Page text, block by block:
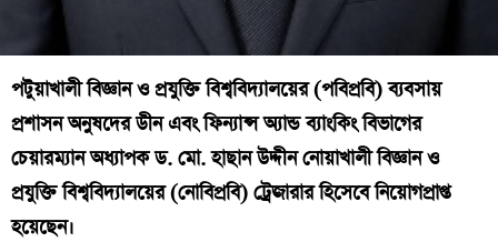
পটুয়াখালী বিজ্ঞান ও প্রযুক্তি বিশ্ববিদ্যালয়ের (পবিপ্রবি) ব্যবসায়
প্রশাসন অনুষদের ডীন এবং ফিন্যান্স অ্যান্ড ব্যাংকিং বিভাগের
চেয়ারম্যান অধ্যাপক ড. মো. হাছান উদ্দীন নোয়াখালী বিজ্ঞান ও
প্রযুক্তি বিশ্ববিদ্যালয়ের (নোবিপ্রবি) ট্রেজারার হিসেবে নিয়োগপ্রাপ্ত
হয়েছেন।